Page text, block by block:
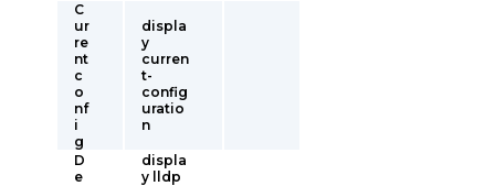
C
ur
re
nt
c
o
nf
i
g
displa
y
curren
t-
config
uratio
n
D
e
displa
y lldp